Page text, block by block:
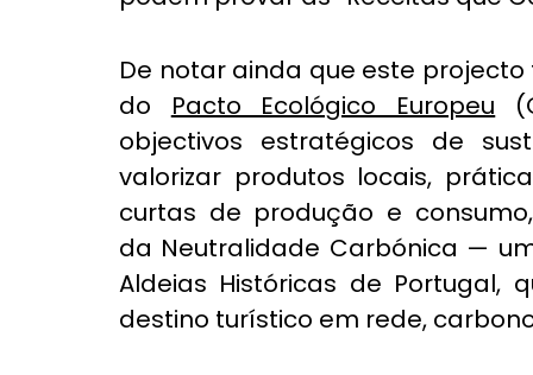
De notar ainda que este
do Pacto Ecológico Europeu
objectivos estratégicos de
valorizar produtos locais,
curtas de produção e
da Neutralidade Carbónica —
Aldeias Históricas de
destino turístico em rede,